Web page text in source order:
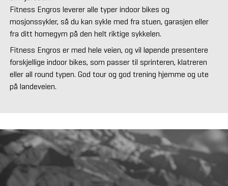
Fitness Engros leverer alle typer indoor bikes og
mosjonssykler, så du kan sykle med fra stuen, garasjen eller
fra ditt homegym på den helt riktige sykkelen.
Fitness Engros er med hele veien, og vil løpende presentere
forskjellige indoor bikes, som passer til sprinteren, klatreren
eller all round typen. God tour og god trening hjemme og ute
på landeveien.